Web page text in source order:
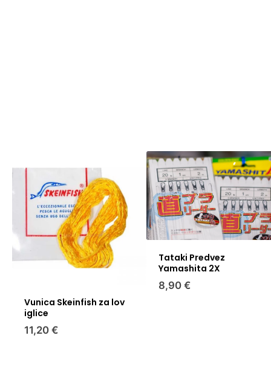
Vunica Skeinfish za lov
iglice
11,20 €
Tataki Predvez
Yamashita 2X
8,90 €